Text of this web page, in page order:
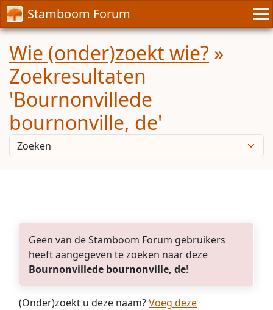
Stamboom Forum
Wie (onder)zoekt wie? »
Zoekresultaten
'Bournonvillede
bournonville, de'
Geen van de Stamboom Forum gebruikers
heeft aangegeven te zoeken naar deze
Bournonvillede bournonville, de!
(Onder)zoekt u deze naam?Voeg deze